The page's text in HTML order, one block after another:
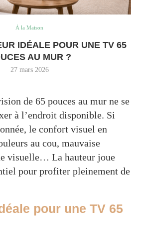
À la Maison
IDÉALE POUR UNE TV 65
AU MUR ?
27 mars 2026
de 65 pouces au mur ne se
à l’endroit disponible. Si
le confort visuel en
au cou, mauvaise
visuelle… La hauteur joue
pour profiter pleinement de
pour une TV 65